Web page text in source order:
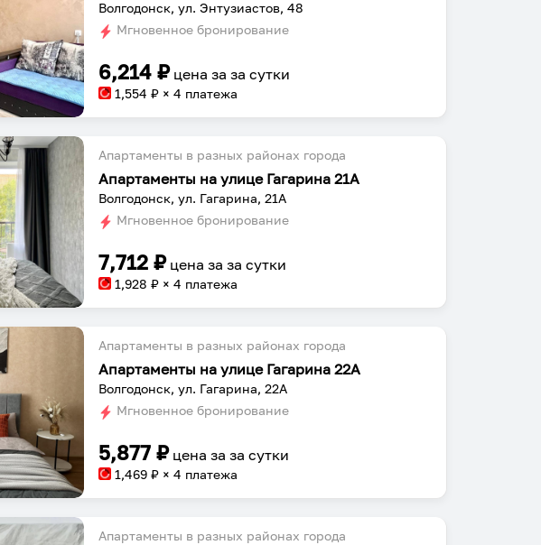
Волгодонск, ул. Энтузиастов, 48
Мгновенное бронирование
6,214 ₽ цена заза сутки
1,554 ₽ × 4 платежа
Апартаменты в разных районах города
Апартаменты на улице Гагарина 21А
Волгодонск, ул. Гагарина, 21А
Мгновенное бронирование
7,712 ₽ цена заза сутки
1,928 ₽ × 4 платежа
Апартаменты в разных районах города
Апартаменты на улице Гагарина 22А
Волгодонск, ул. Гагарина, 22А
Мгновенное бронирование
5,877 ₽ цена заза сутки
1,469 ₽ × 4 платежа
Апартаменты в разных районах города